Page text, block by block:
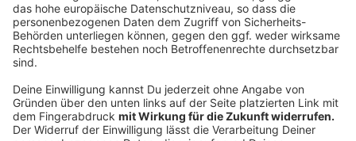
dazugeben und unter Schwenken zusammenfallen
lassen. Mit Salz und Muskat würzen.
Den Heilbutt in Olivenöl von beiden Seiten
Anzeige